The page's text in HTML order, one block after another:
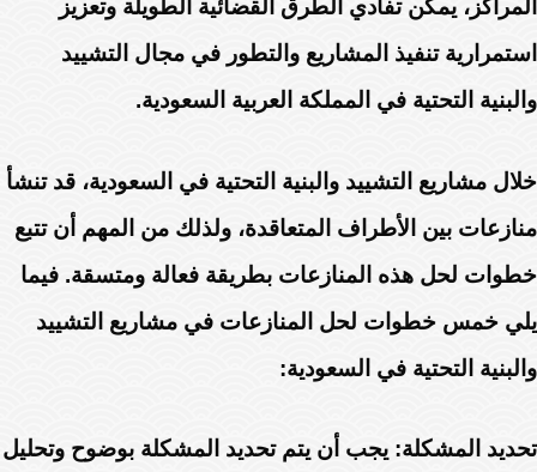
المراكز، يمكن تفادي الطرق القضائية الطويلة وتعزيز
استمرارية تنفيذ المشاريع والتطور في مجال التشييد
والبنية التحتية في المملكة العربية السعودية.
خلال مشاريع التشييد والبنية التحتية في السعودية، قد تنشأ
منازعات بين الأطراف المتعاقدة، ولذلك من المهم أن تتبع
خطوات لحل هذه المنازعات بطريقة فعالة ومتسقة. فيما
يلي خمس خطوات لحل المنازعات في مشاريع التشييد
والبنية التحتية في السعودية:
تحديد المشكلة: يجب أن يتم تحديد المشكلة بوضوح وتحليل